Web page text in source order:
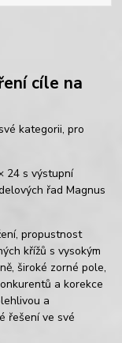
cíle na
kategorii, pro
24 s výstupní
řad Magnus
propustnost
křížů s vysokým
široké zorné pole,
a korekce
a
řešení ve své